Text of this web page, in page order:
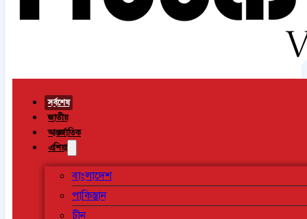
সর্বশেষ
জাতীয়
আন্তর্জাতিক
এশিয়া
বাংলাদেশ
পাকিস্তান
চীন